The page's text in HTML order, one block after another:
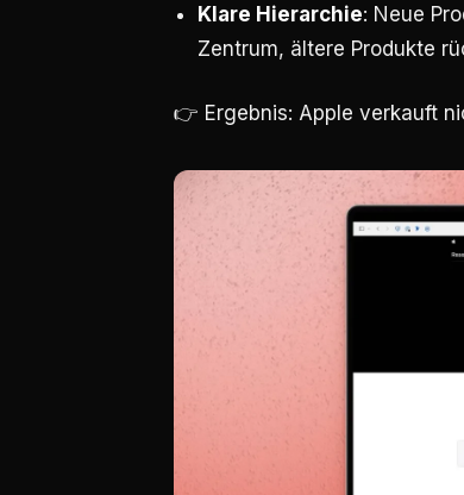
Klare Hierarchie: Neue
Zentrum, ältere Produkte
👉 Ergebnis: Apple verkauft